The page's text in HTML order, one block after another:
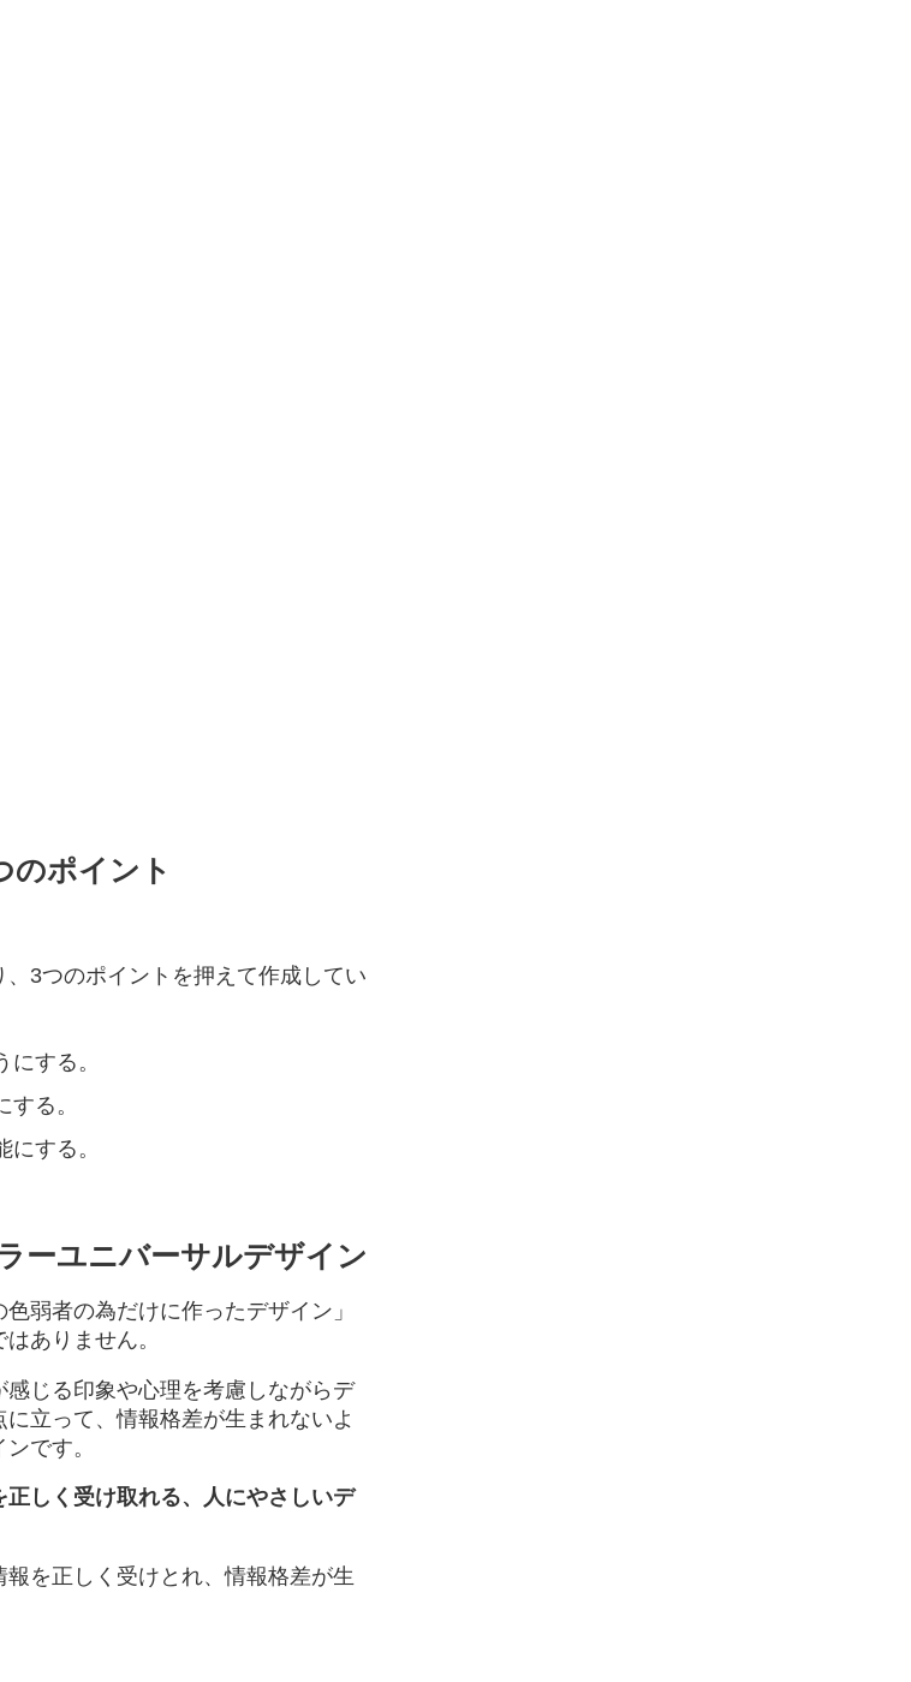
のポイント
3つのポイントを押えて作成してい
する。
る。
する。
ーユニバーサルデザイン
弱者の為だけに作ったデザイン」
ありません。
じる印象や心理を考慮しながらデ
立って、情報格差が生まれないよ
です。
正しく受け取れる、人にやさしいデ
を正しく受けとれ、情報格差が生